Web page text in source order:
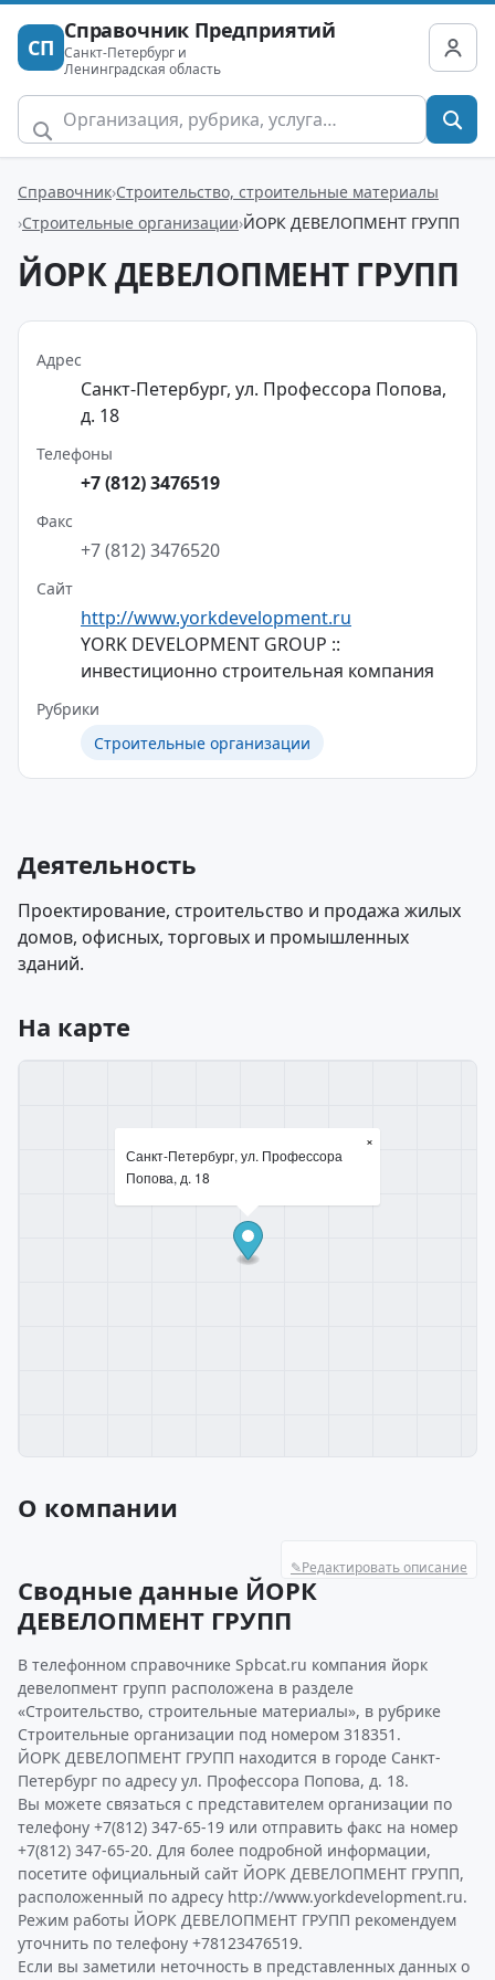
СП
Справочник Предприятий
Санкт-Петербург и
Ленинградская область
Справочник Строительство, строительные материалы
Строительные организации ЙОРК ДЕВЕЛОПМЕНТ ГРУПП
ЙОРК ДЕВЕЛОПМЕНТ ГРУПП
Адрес
Санкт-Петербург, ул. Профессора Попова,
д. 18
Телефоны
+7 (812) 3476519
Факс
+7 (812) 3476520
Сайт
http://www.yorkdevelopment.ru
YORK DEVELOPMENT GROUP ::
инвестиционно строительная компания
Рубрики
Строительные организации
Деятельность
Проектирование, строительство и продажа жилых
домов, офисных, торговых и промышленных
зданий.
На карте
Санкт-Петербург, ул. Профессора
Попова, д. 18
×
О компании
✎Редактировать описание
Сводные данные ЙОРК
ДЕВЕЛОПМЕНТ ГРУПП
В телефонном справочнике Spbcat.ru компания йорк
девелопмент групп расположена в разделе
«Строительство, строительные материалы», в рубрике
Строительные организации под номером 318351.
ЙОРК ДЕВЕЛОПМЕНТ ГРУПП находится в городе Санкт-
Петербург по адресу ул. Профессора Попова, д. 18.
Вы можете связаться с представителем организации по
телефону +7(812) 347-65-19 или отправить факс на номер
+7(812) 347-65-20. Для более подробной информации,
посетите официальный сайт ЙОРК ДЕВЕЛОПМЕНТ ГРУПП,
расположенный по адресу http://www.yorkdevelopment.ru.
Режим работы ЙОРК ДЕВЕЛОПМЕНТ ГРУПП рекомендуем
уточнить по телефону +78123476519.
Если вы заметили неточность в представленных данных о